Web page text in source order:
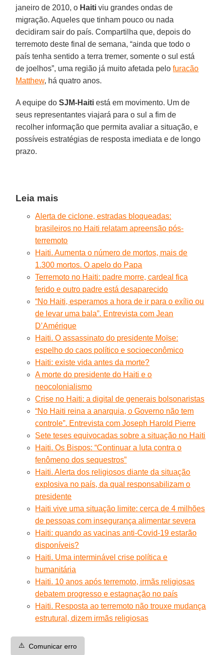
janeiro de 2010, o Haiti viu grandes ondas de
migração. Aqueles que tinham pouco ou nada
decidiram sair do país. Compartilha que, depois do
terremoto deste final de semana, “ainda que todo o
país tenha sentido a terra tremer, somente o sul está
de joelhos”, uma região já muito afetada pelofuracão
Matthew, há quatro anos.
A equipe doSJM-Haiti está em movimento. Um de
seus representantes viajará para o sul a fim de
recolher informação que permita avaliar a situação, e
possíveis estratégias de resposta imediata e de longo
prazo.
Leia mais
Alerta de ciclone, estradas bloqueadas:
brasileiros no Haiti relatam apreensão pós-
terremoto
Haiti. Aumenta o número de mortos, mais de
1.300 mortos. O apelo do Papa
Terremoto no Haiti: padre morre, cardeal fica
ferido e outro padre está desaparecido
“No Haiti, esperamos a hora de ir para o exílio ou
de levar uma bala”. Entrevista com Jean
D’Amérique
Haiti. O assassinato do presidente Moïse:
espelho do caos político e socioeconômico
Haiti: existe vida antes da morte?
A morte do presidente do Haiti e o
neocolonialismo
Crise no Haiti: a digital de generais bolsonaristas
“No Haiti reina a anarquia, o Governo não tem
controle”. Entrevista com Joseph Harold Pierre
Sete teses equivocadas sobre a situação no Haiti
Haiti. Os Bispos: “Continuar a luta contra o
fenômeno dos sequestros”
Haiti. Alerta dos religiosos diante da situação
explosiva no país, da qual responsabilizam o
presidente
Haiti vive uma situação limite: cerca de 4 milhões
de pessoas com insegurança alimentar severa
Haiti: quando as vacinas anti-Covid-19 estarão
disponíveis?
Haiti. Uma interminável crise política e
humanitária
Haiti. 10 anos após terremoto, irmãs religiosas
debatem progresso e estagnação no país
Haiti. Resposta ao terremoto não trouxe mudança
estrutural, dizem irmãs religiosas
⚠️ Comunicar erro